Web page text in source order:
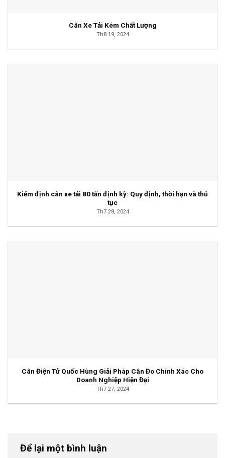
Cân Xe Tải Kém Chất Lượng
Th8 19, 2024
Kiểm định cân xe tải 80 tấn định kỳ: Quy định, thời hạn và thủ
tục
Th7 28, 2024
Cân Điện Tử Quốc Hùng Giải Pháp Cân Đo Chính Xác Cho
Doanh Nghiệp Hiện Đại
Th7 27, 2024
Để lại một bình luận